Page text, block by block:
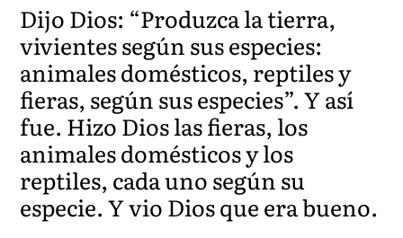
Dijo Dios: “Produzca la tierra,
vivientes según sus especies:
animales domésticos, reptiles y
fieras, según sus especies”. Y así
fue. Hizo Dios las fieras, los
animales domésticos y los
reptiles, cada uno según su
especie. Y vio Dios que era bueno.